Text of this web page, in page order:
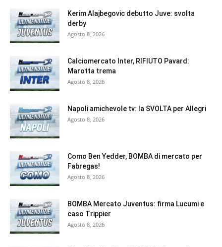
Kerim Alajbegovic debutto Juve: svolta
derby
Agosto 8, 2026
Calciomercato Inter, RIFIUTO Pavard:
Marotta trema
Agosto 8, 2026
Napoli amichevole tv: la SVOLTA per Allegri
Agosto 8, 2026
Como Ben Yedder, BOMBA di mercato per
Fabregas!
Agosto 8, 2026
BOMBA Mercato Juventus: firma Lucumi e
caso Trippier
Agosto 8, 2026